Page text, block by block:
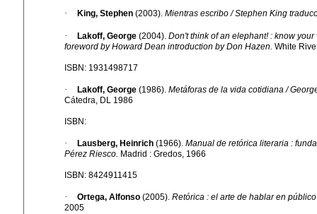
· King, Stephen(2003). Mientras escribo / Stephen King
· Lakoff, George(2004). Don't think of an elephant! : know
foreword by Howard Dean introduction by Don Hazen. White
ISBN: 1931498717
· Lakoff, George(1986). Metáforas de la vida cotidiana /
Cátedra, DL 1986
ISBN:
· Lausberg, Heinrich(1966). Manual de retórica literaria :
Pérez Riesco. Madrid : Gredos, 1966
ISBN: 8424911415
· Ortega, Alfonso(2005). Retórica : el arte de hablar en
2005